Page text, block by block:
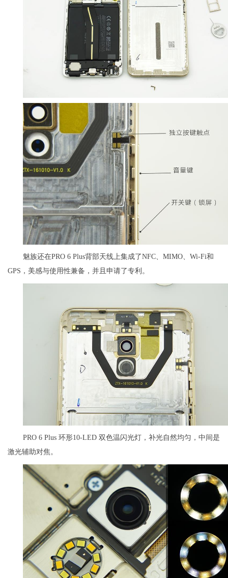
魅族还在PRO 6 Plus背部天线上集成了NFC、MIMO、Wi-Fi和
GPS，美感与使用性兼备，并且申请了专利。
PRO 6 Plus 环形10-LED 双色温闪光灯，补光自然均匀，中间是
激光辅助对焦。